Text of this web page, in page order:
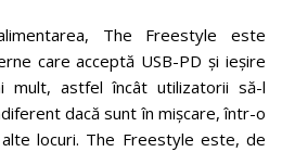
The Freestyle este
care acceptă USB-PD și ieșire
astfel încât utilizatorii să-l
dacă sunt în mișcare, într-o
locuri. The Freestyle este, de